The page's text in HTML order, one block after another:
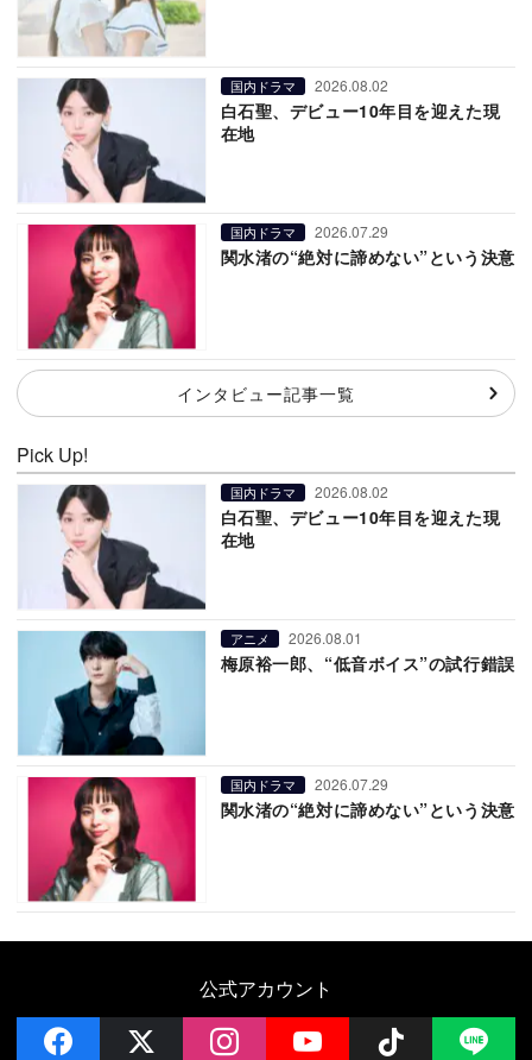
国内ドラマ 2026.08.02
白石聖、デビュー10年目を迎えた現
在地
国内ドラマ 2026.07.29
関水渚の“絶対に諦めない”という決意
インタビュー記事一覧
Pick Up!
国内ドラマ 2026.08.02
白石聖、デビュー10年目を迎えた現
在地
アニメ 2026.08.01
梅原裕一郎、“低音ボイス”の試行錯誤
国内ドラマ 2026.07.29
関水渚の“絶対に諦めない”という決意
公式アカウント
facebook instagramYouTube Follow